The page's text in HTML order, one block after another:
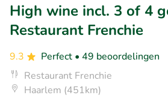
High wine incl. 3 of 4
Restaurant Frenchie
9.3 Perfect • 49 beoordelingen
Restaurant Frenchie
Haarlem (451km)